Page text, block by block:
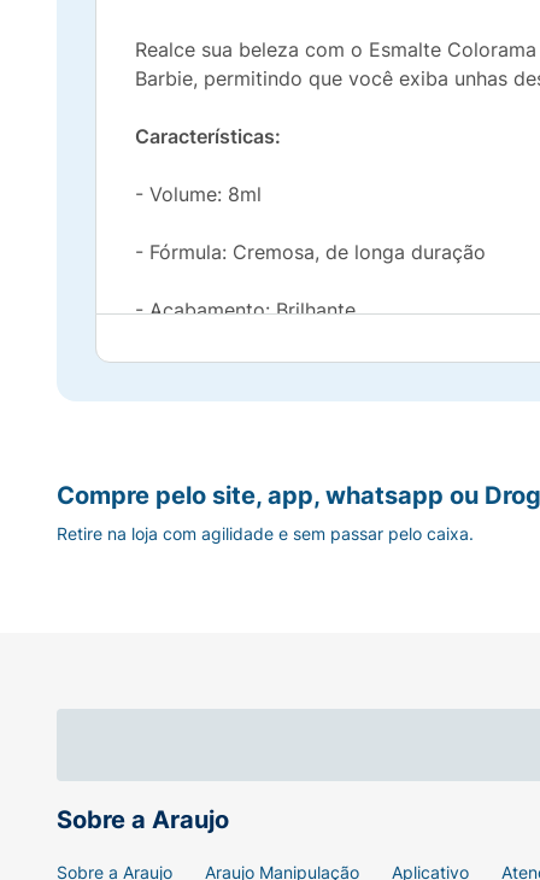
Realce sua beleza com o Esmalte
Barbie, permitindo que você exiba unhas
Características:
- Volume: 8ml
- Fórmula: Cremosa, de longa duração
- Acabamento: Brilhante
- Pincel: Desenvolvido para aplicação
Benefícios:
- Cores Intensas:Oferece tonalidades
- Divertido e Estiloso:Ideal para quem
- Perfeito para uso diário, festas e
Sobre a Araujo
Sobre a Araujo Araujo Manipulação Aplicativo
Compre pelo site, app, whatsapp ou
Retire na loja com agilidade e sem passar pelo caixa.